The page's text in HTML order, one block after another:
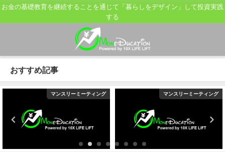
お金の基礎教育を継続することを通じて「暮らしをデザイン」して投資実践
する
おすすめ記事
マンスリーミーティング マンスリーミーティング